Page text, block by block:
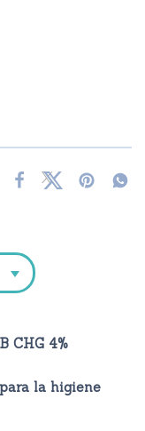
CHG 4%
la higiene